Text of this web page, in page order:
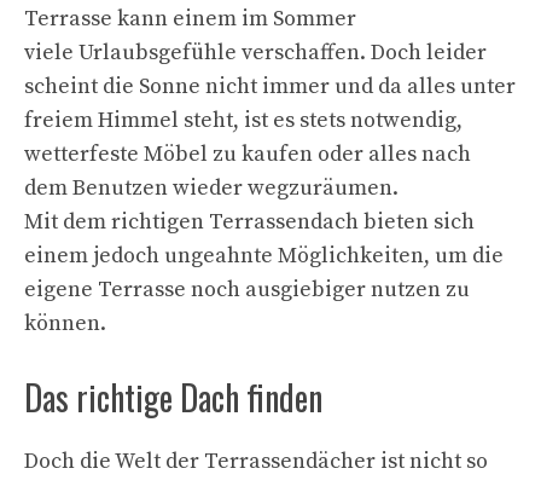
Terrasse kann einem im Sommer
viele Urlaubsgefühle verschaffen. Doch leider
scheint die Sonne nicht immer und da alles unter
freiem Himmel steht, ist es stets notwendig,
wetterfeste Möbel zu kaufen oder alles nach
dem Benutzen wieder wegzuräumen.
Mit dem richtigen Terrassendach bieten sich
einem jedoch ungeahnte Möglichkeiten, um die
eigene Terrasse noch ausgiebiger nutzen zu
können.
Das richtige Dach finden
Doch die Welt der Terrassendächer ist nicht so